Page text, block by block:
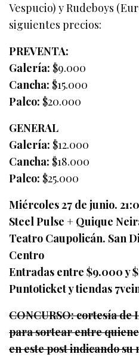
Vespucio) y Rudeboys
siguientes precios:
PREVENTA:
Galería: $9.000
Cancha: $15.000
Palco: $20.000
GENERAL
Galería: $12.000
Cancha: $18.000
Palco: $25.000
Miércoles 27 de junio.
Steel Pulse + Quique
Teatro Caupolicán. San
Centro
Entradas entre $9.000 y
Puntoticket y tiendas
CONCURSO: cortesía de
para sortear entre
en este post indicando